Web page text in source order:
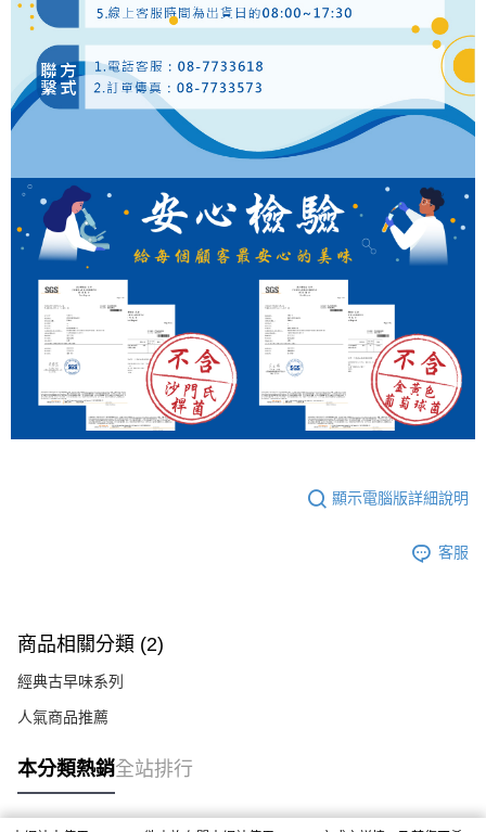
顯示電腦版詳細說明
客服
商品相關分類 (2)
經典古早味系列
人氣商品推薦
本分類熱銷全站排行